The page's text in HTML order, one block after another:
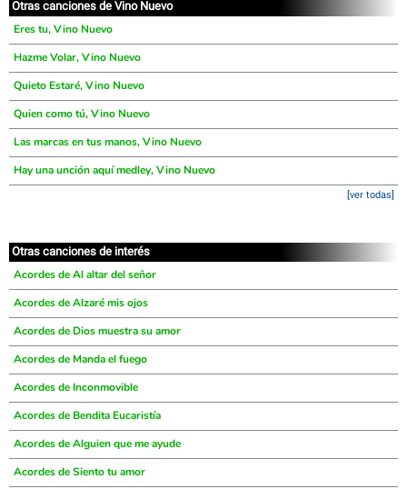
Otras canciones de Vino Nuevo
Eres tu, Vino Nuevo
Hazme Volar, Vino Nuevo
Quieto Estaré, Vino Nuevo
Quien como tú, Vino Nuevo
Las marcas en tus manos, Vino Nuevo
Hay una unción aquí medley, Vino Nuevo
[ver todas]
Otras canciones de interés
Acordes de Al altar del señor
Acordes de Alzaré mis ojos
Acordes de Dios muestra su amor
Acordes de Manda el fuego
Acordes de Inconmovible
Acordes de Bendita Eucaristía
Acordes de Alguien que me ayude
Acordes de Siento tu amor